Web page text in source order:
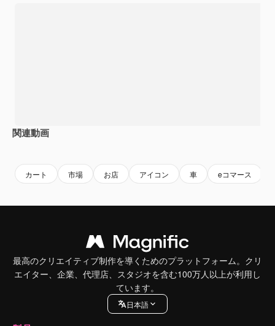
関連動画
カート 市場 お店 アイコン 車 eコマース
最高のクリエイティブ制作を導くためのプラットフォーム。クリ
エイター、企業、代理店、スタジオを含む100万人以上が利用し
ています。
日本語